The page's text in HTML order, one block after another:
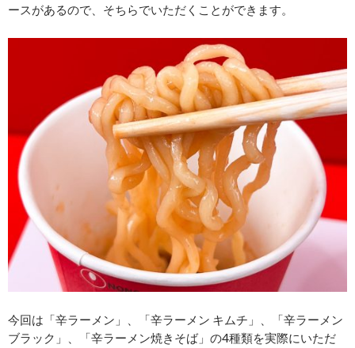
ースがあるので、そちらでいただくことができます。
今回は「辛ラーメン」、「辛ラーメン キムチ」、「辛ラーメン
ブラック」、「辛ラーメン焼きそば」の4種類を実際にいただ